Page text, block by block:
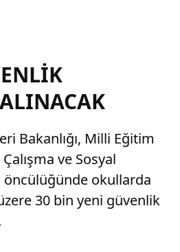
Bakanlığı, Milli Eğitim
ve Sosyal
öncülüğünde okullarda
30 bin yeni güvenlik